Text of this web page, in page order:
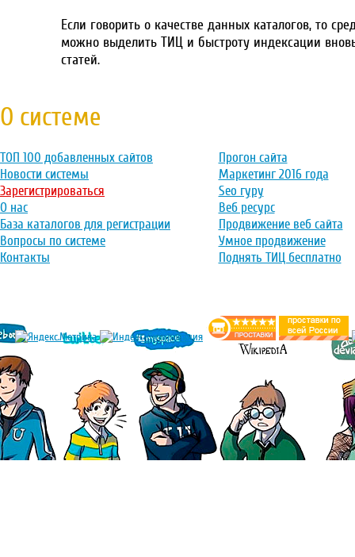
Если говорить о качестве данных каталогов, то
можно выделить ТИЦ и быстроту индексации
статей.
О системе
ТОП 100 добавленных сайтов
Новости системы
Зарегистрироваться
О нас
База каталогов для регистрации
Вопросы по системе
Контакты
Прогон сайта
Маркетинг 2016 года
Seo гуру
Веб ресурс
Продвижение веб сайта
Умное продвижение
Поднять ТИЦ бесплатно